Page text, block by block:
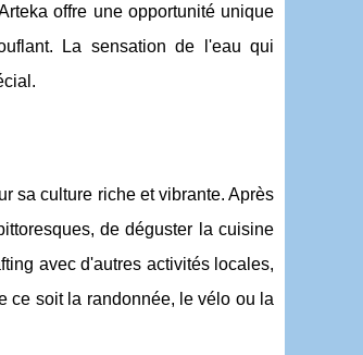
offre une opportunité unique
La sensation de l'eau qui
sa culture riche et vibrante. Après
de déguster la cuisine
avec d'autres activités locales,
ce soit la randonnée, le vélo ou la